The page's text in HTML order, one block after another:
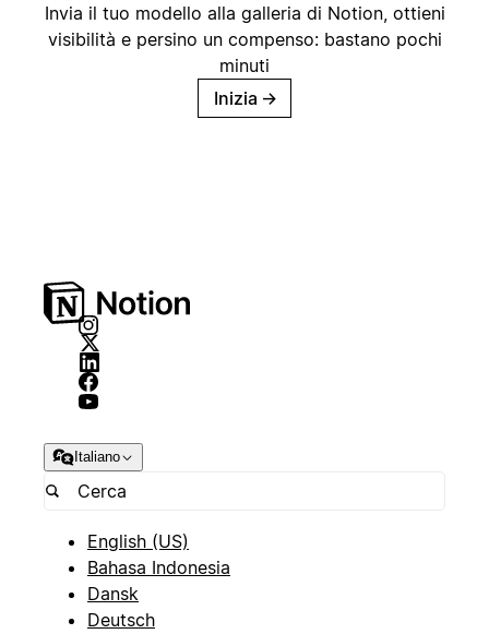
Invia il tuo modello alla galleria di Notion, ottieni
visibilità e persino un compenso: bastano pochi
minuti
Inizia →
Italiano
English (US)
Bahasa Indonesia
Dansk
Deutsch